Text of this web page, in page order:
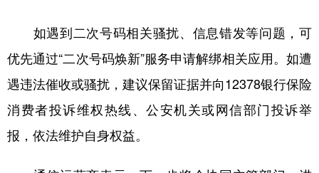
如遇到二次号码相关骚扰、信息错发等问题，可
优先通过“二次号码焕新”服务申请解绑相关应用。如遭
遇违法催收或骚扰，建议保留证据并向12378银行保险
消费者投诉维权热线、公安机关或网信部门投诉举
报，依法维护自身权益。